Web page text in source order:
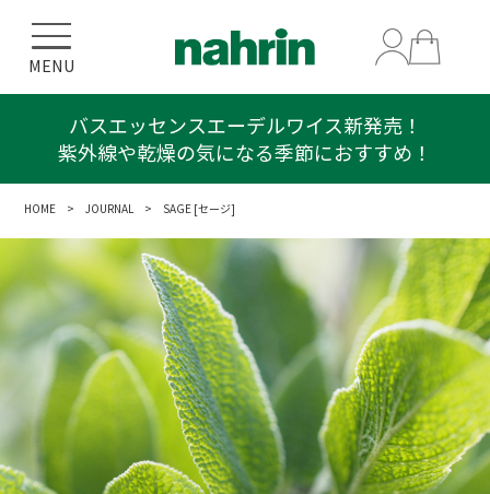
MENU
バスエッセンスエーデルワイス新発売！
紫外線や乾燥の気になる季節におすすめ！
HOME >JOURNAL> SAGE [セージ]